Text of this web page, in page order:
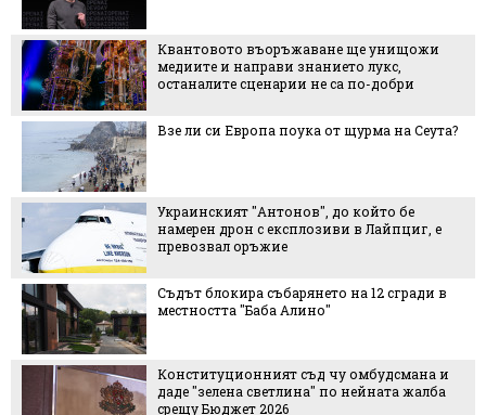
Квантовото въоръжаване ще унищожи
медиите и направи знанието лукс,
останалите сценарии не са по-добри
Взе ли си Европа поука от щурма на Сеута?
Украинският "Антонов", до който бе
намерен дрон с експлозиви в Лайпциг, е
превозвал оръжие
Съдът блокира събарянето на 12 сгради в
местността "Баба Алино"
Конституционният съд чу омбудсмана и
даде "зелена светлина" по нейната жалба
срещу Бюджет 2026